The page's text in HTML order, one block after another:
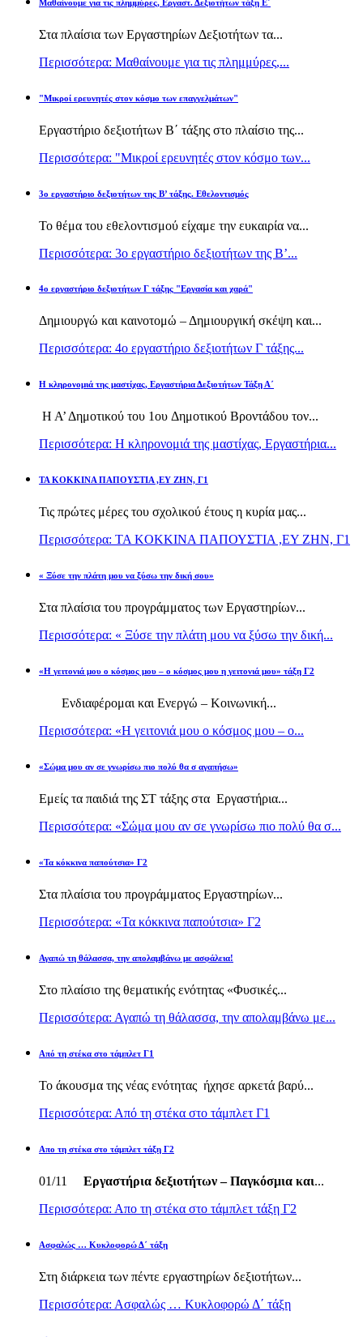
Μαθαίνουμε για τις πλημμύρες, Εργαστ. Δεξιοτήτων τάξη Ε΄
Στα πλαίσια των Εργαστηρίων Δεξιοτήτων τα...
Περισσότερα: Μαθαίνουμε για τις πλημμύρες,...
"Μικροί ερευνητές στον κόσμο των επαγγελμάτων"
Εργαστήριο δεξιοτήτων Β΄ τάξης στο πλαίσιο της...
Περισσότερα: "Μικροί ερευνητές στον κόσμο των...
3ο εργαστήριο δεξιοτήτων της Β’ τάξης. Εθελοντισμός
Το θέμα του εθελοντισμού είχαμε την ευκαιρία να...
Περισσότερα: 3ο εργαστήριο δεξιοτήτων της Β’...
4ο εργαστήριο δεξιοτήτων Γ τάξης "Εργασία και χαρά"
Δημιουργώ και καινοτομώ – Δημιουργική σκέψη και...
Περισσότερα: 4ο εργαστήριο δεξιοτήτων Γ τάξης...
H κληρονομιά της μαστίχας, Εργαστήρια Δεξιοτήτων Τάξη Α΄
Η Α’ Δημοτικού του 1ου Δημοτικού Βροντάδου τον...
Περισσότερα: H κληρονομιά της μαστίχας, Εργαστήρια...
TA KOKKINA ΠΑΠΟΥΣΤΙΑ ,ΕΥ ΖΗΝ, Γ1
Τις πρώτες μέρες του σχολικού έτους η κυρία μας...
Περισσότερα: TA KOKKINA ΠΑΠΟΥΣΤΙΑ ,ΕΥ ΖΗΝ, Γ1
« Ξύσε την πλάτη μου να ξύσω την δική σου»
Στα πλαίσια του προγράμματος των Εργαστηρίων...
Περισσότερα: « Ξύσε την πλάτη μου να ξύσω την δική...
«Η γειτονιά μου ο κόσμος μου – ο κόσμος μου η γειτονιά μου» τάξη Γ2
Ενδιαφέρομαι και Ενεργώ – Κοινωνική...
Περισσότερα: «Η γειτονιά μου ο κόσμος μου – ο...
«Σώμα μου αν σε γνωρίσω πιο πολύ θα σ αγαπήσω»
Εμείς τα παιδιά της ΣΤ τάξης στα Εργαστήρια...
Περισσότερα: «Σώμα μου αν σε γνωρίσω πιο πολύ θα σ...
«Τα κόκκινα παπούτσια» Γ2
Στα πλαίσια του προγράμματος Εργαστηρίων...
Περισσότερα: «Τα κόκκινα παπούτσια» Γ2
Αγαπώ τη θάλασσα, την απολαμβάνω με ασφάλεια!
Στο πλαίσιο της θεματικής ενότητας «Φυσικές...
Περισσότερα: Αγαπώ τη θάλασσα, την απολαμβάνω με...
Από τη στέκα στο τάμπλετ Γ1
Το άκουσμα της νέας ενότητας ήχησε αρκετά βαρύ...
Περισσότερα: Από τη στέκα στο τάμπλετ Γ1
Απο τη στέκα στο τάμπλετ τάξη Γ2
01/11 Εργαστήρια δεξιοτήτων – Παγκόσμια και...
Περισσότερα: Απο τη στέκα στο τάμπλετ τάξη Γ2
Ασφαλώς … Κυκλοφορώ Δ΄ τάξη
Στη διάρκεια των πέντε εργαστηρίων δεξιοτήτων...
Περισσότερα: Ασφαλώς … Κυκλοφορώ Δ΄ τάξη